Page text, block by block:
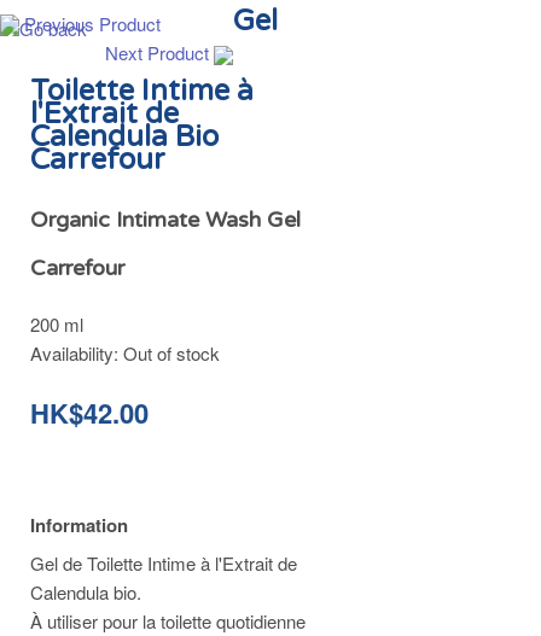
Previous Product
Next Product
Gel
Toilette Intime à
l'Extrait de
Calendula Bio
Carrefour
Organic Intimate Wash Gel
Carrefour
200 ml
Availability: Out of stock
HK$42.00
Information
Gel de Toilette Intime à l'Extrait de
Calendula bio.
À utiliser pour la toilette quotidienne